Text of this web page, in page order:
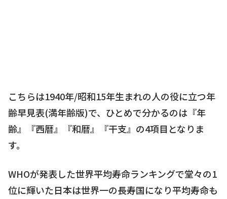
こちらは1940年/昭和15年生まれの人の役に立つ年
齢早見表(満年齢版)で、ひとめで分かるのは『年
齢』『西暦』『和暦』『干支』の4項目となりま
す。
WHOが発表した世界平均寿命ランキングで堂々の1
位に輝いた日本は世界一の長寿国になり平均寿命も